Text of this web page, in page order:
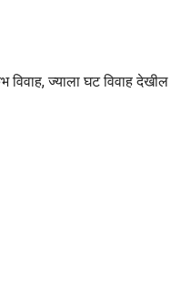
ज्याला घट विवाह देखील